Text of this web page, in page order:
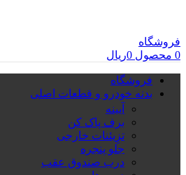
فروشگاه
0 محصول 0ریال
فروشگاه
بدنه خودرو و قطعات اصلی
آیینه
برف پاک کن
تزِیئنات خارجی
جلو پنجره
درب صندوق عقب